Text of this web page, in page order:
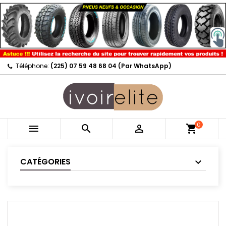
Téléphone: (225) 07 59 48 68 04 (Par WhatsApp)
   shopping_cart0
CATÉGORIES